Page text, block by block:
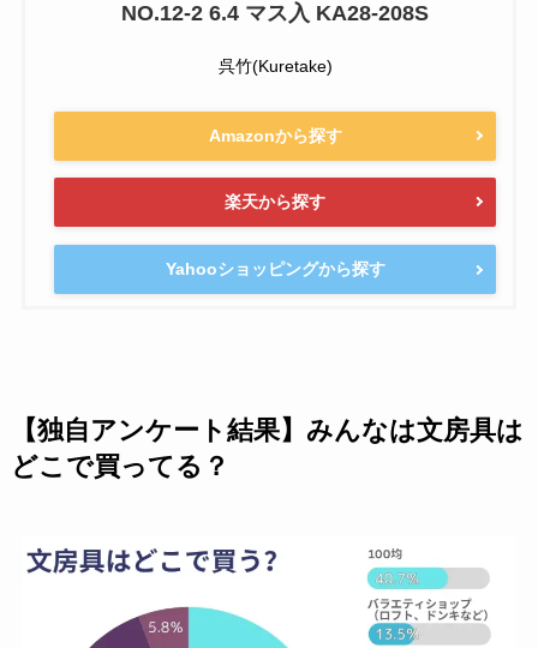
NO.12-2 6.4 マス入 KA28-208S
呉竹(Kuretake)
Amazonから探す
楽天から探す
Yahooショッピングから探す
【独自アンケート結果】みんなは文房具は
どこで買ってる？